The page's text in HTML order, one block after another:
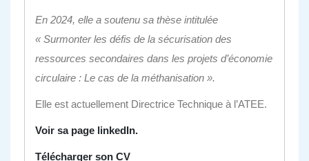
En 2024, elle a soutenu sa thèse intitulée
« Surmonter les défis de la sécurisation des
ressources secondaires dans les projets d’économie
circulaire : Le cas de la méthanisation ».
Elle est actuellement Directrice Technique à l’ATEE.
Voir sa page linkedIn.
Télécharger son CV